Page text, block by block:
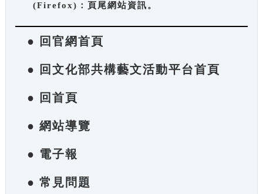
(Firefox)：頁尾網站資訊。
● 回官網首頁
● 回文化部共構藝文活動平台首頁
● 回首頁
● 網站導覽
● 電子報
● 常見問題